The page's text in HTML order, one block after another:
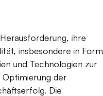
ihre
insbesondere in Form
und Technologien zur
Optimierung der
Die